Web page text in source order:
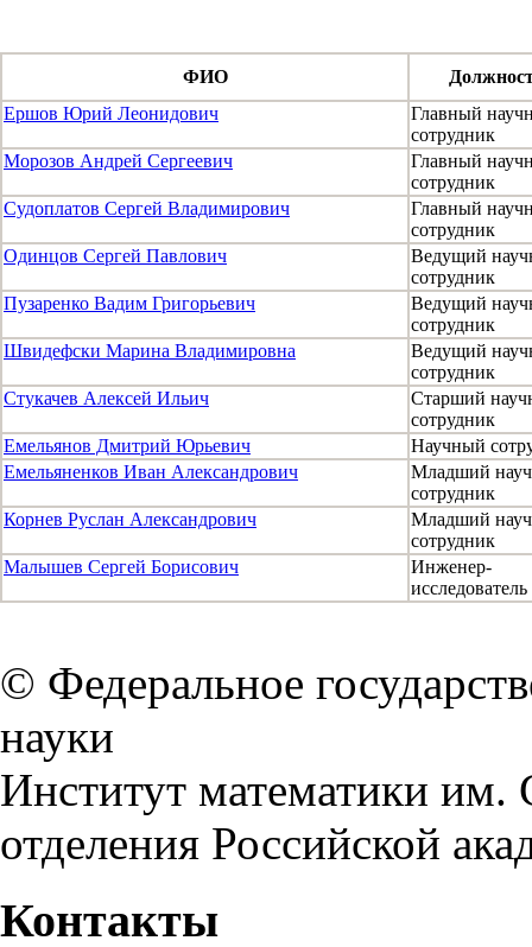
ФИО
Ершов Юрий Леонидович
Главный
сотрудник
Морозов Андрей Сергеевич
Главный
сотрудник
Судоплатов Сергей Владимирович
Главный
сотрудник
Одинцов Сергей Павлович
Ведущий
сотрудник
Пузаренко Вадим Григорьевич
Ведущий
сотрудник
Швидефски Марина Владимировна
Ведущий
сотрудник
Стукачев Алексей Ильич
Старший
сотрудник
Емельянов Дмитрий Юрьевич
Научный
Емельяненков Иван Александрович
Младший
сотрудник
Корнев Руслан Александрович
Младший
сотрудник
Малышев Сергей Борисович
Инженер-
исследователь
© Федеральное
науки
Институт математики
отделения Российской
Контакты